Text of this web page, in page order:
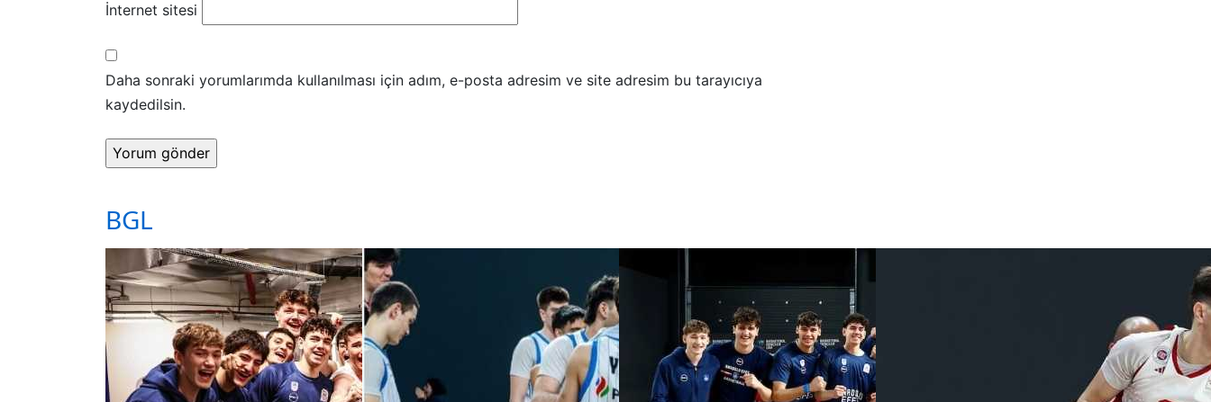
İnternet sitesi
Daha sonraki yorumlarımda kullanılması için adım, e-posta adresim ve site adresim bu tarayıcıya
kaydedilsin.
BGL